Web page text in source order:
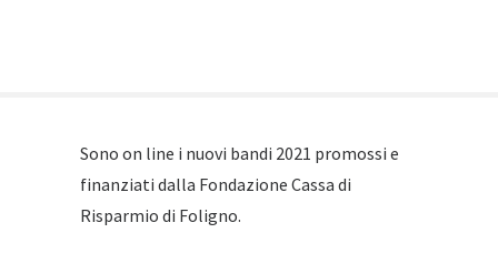
Sono on line i nuovi bandi 2021 promossi e
finanziati dalla Fondazione Cassa di
Risparmio di Foligno.